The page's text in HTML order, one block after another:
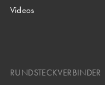
Videos
RUNDSTECKVERBINDER